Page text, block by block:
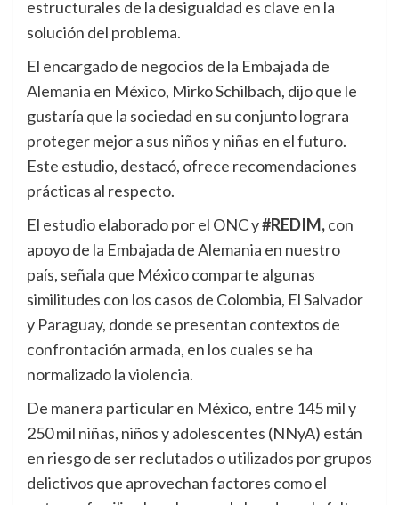
estructurales de la desigualdad es clave en la
solución del problema.
El encargado de negocios de la Embajada de
Alemania en México, Mirko Schilbach, dijo que le
gustaría que la sociedad en su conjunto lograra
proteger mejor a sus niños y niñas en el futuro.
Este estudio, destacó, ofrece recomendaciones
prácticas al respecto.
El estudio elaborado por el ONC y#REDIM,con
apoyo de la Embajada de Alemania en nuestro
país, señala que México comparte algunas
similitudes con los casos de Colombia, El Salvador
y Paraguay, donde se presentan contextos de
confrontación armada, en los cuales se ha
normalizado la violencia.
De manera particular en México, entre 145 mil y
250 mil niñas, niños y adolescentes (NNyA) están
en riesgo de ser reclutados o utilizados por grupos
delictivos que aprovechan factores como el